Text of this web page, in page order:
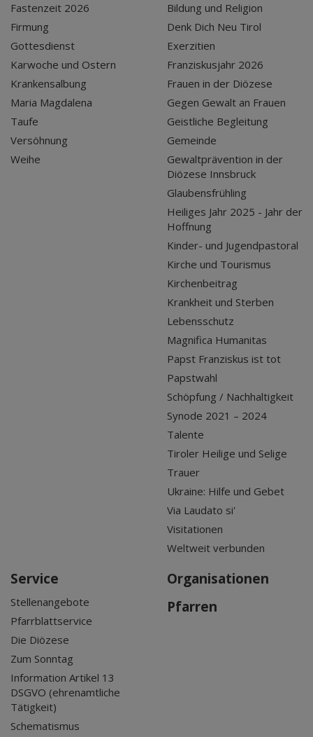
Fastenzeit 2026
Firmung
Gottesdienst
Karwoche und Ostern
Krankensalbung
Maria Magdalena
Taufe
Versöhnung
Weihe
Bildung und Religion
Denk Dich Neu Tirol
Exerzitien
Franziskusjahr 2026
Frauen in der Diözese
Gegen Gewalt an Frauen
Geistliche Begleitung
Gemeinde
Gewaltprävention in der
Diözese Innsbruck
Glaubensfrühling
Heiliges Jahr 2025 - Jahr der
Hoffnung
Kinder- und Jugendpastoral
Kirche und Tourismus
Kirchenbeitrag
Krankheit und Sterben
Lebensschutz
Magnifica Humanitas
Papst Franziskus ist tot
Papstwahl
Schöpfung / Nachhaltigkeit
Synode 2021 – 2024
Talente
Tiroler Heilige und Selige
Trauer
Ukraine: Hilfe und Gebet
Via Laudato si'
Visitationen
Weltweit verbunden
Service
Stellenangebote
Pfarrblattservice
Die Diözese
Zum Sonntag
Information Artikel 13
DSGVO (ehrenamtliche
Tätigkeit)
Schematismus
Organisationen
Pfarren